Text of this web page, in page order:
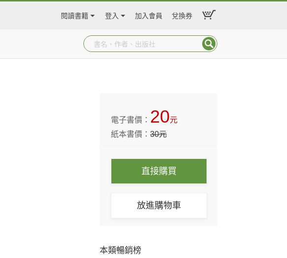
閱讀書籍 登入 加入會員 兌換券
電子書價： 20元
紙本書價：30元
直接購買
放進購物車
本類暢銷榜